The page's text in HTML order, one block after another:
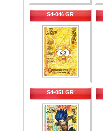
S4-046 GR
S4-051 GR